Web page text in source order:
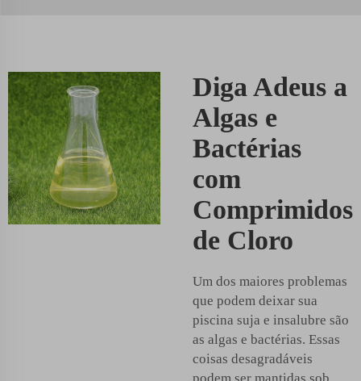
Diga Adeus a
Algas e
Bactérias
com
Comprimidos
de Cloro
Um dos maiores problemas
que podem deixar sua
piscina suja e insalubre são
as algas e bactérias. Essas
coisas desagradáveis